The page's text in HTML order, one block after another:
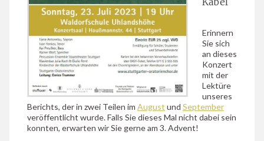
Erinnern
Sie sich
an dieses
Konzert
mit der
Lektüre
unseres
Berichts, der in zwei Teilen im August und September
veröffentlicht wurde. Falls Sie dieses Mal nicht dabei sein
konnten, erwarten wir Sie gerne am 3. Advent!